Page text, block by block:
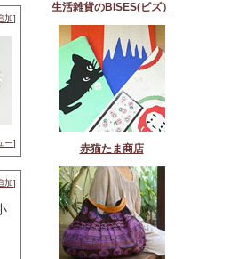
加]
ー]
加]
生活雑貨のBISES(ビズ）
赤猫たま商店